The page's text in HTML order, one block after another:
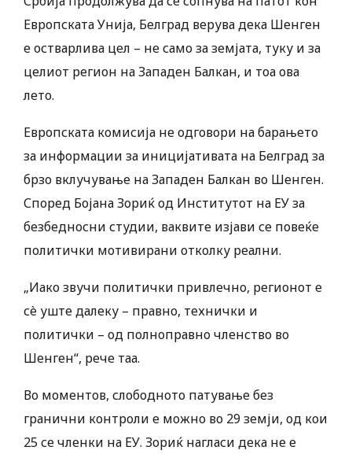
Европската Унија, Белград верува дека Шенген
е остварлива цел – не само за земјата, туку и за
целиот регион на Западен Балкан, и тоа ова
лето.
Европската комисија не одговори на барањето
за информации за иницијативата на Белград за
брзо вклучување на Западен Балкан во Шенген.
Според Бојана Зориќ од Институтот на ЕУ за
безбедносни студии, ваквите изјави се повеќе
политички мотивирани отколку реални.
„Иако звучи политички привлечно, регионот е
сè уште далеку – правно, технички и
политички – од полноправно членство во
Шенген“, рече таа.
Во моментов, слободното патување без
гранични контроли е можно во 29 земји, од кои
25 се членки на ЕУ. Зориќ нагласи дека не е